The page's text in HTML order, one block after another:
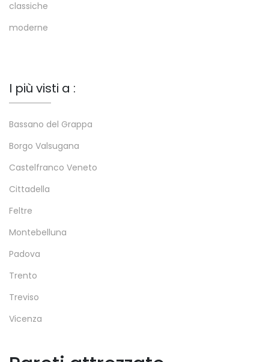
classiche
moderne
I più visti a :
Bassano del Grappa
Borgo Valsugana
Castelfranco Veneto
Cittadella
Feltre
Montebelluna
Padova
Trento
Treviso
Vicenza